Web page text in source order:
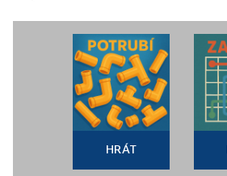
HRÁT